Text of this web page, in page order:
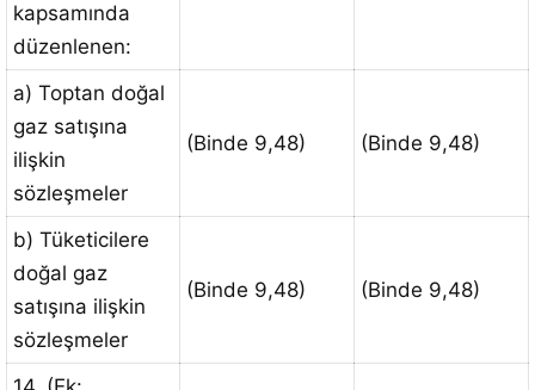
kapsamında
düzenlenen:
a) Toptan doğal
gaz satışına
ilişkin
sözleşmeler
(Binde 9,48) (Binde 9,48)
b) Tüketicilere
doğal gaz
satışına ilişkin
sözleşmeler
(Binde 9,48) (Binde 9,48)